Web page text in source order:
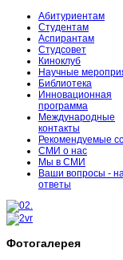
Абитуриентам
Студентам
Аспирантам
Студсовет
Киноклуб
Научные
Библиотека
Инновационная
программа
Международные
контакты
Рекомендуемые
СМИ о нас
Мы в СМИ
Ваши вопросы -
ответы
Фотогалерея